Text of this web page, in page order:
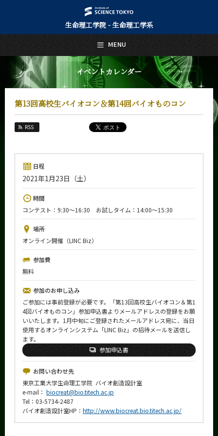
生命理工学院 - 生命理工学系
イベントカレンダー
第13回高校生バイオコン＆第14回バイオものコン
RSS
日程
2021年1月23日（土）
時間
コンテスト：9:30～16:30 お試しタイム：14:00～15:30
場所
オンライン開催（LINC Biz）
参加費
無料
参加のお申し込み
ご参加には事前登録が必要です。「第13回高校生バイオコン＆第1
4回バイオものコン」参加申込書よりメールアドレスの登録をお願
いいたします。1月中旬にご登録されたメールアドレス宛に、当日
使用するオンラインシステム「LINC Biz」の招待メールを送信し
ます。
参加申込書
お問い合わせ先
東京工業大学生命理工学院 バイオ創造設計室
e-mail： biocreat@bio.titech.ac.jp
Tel：03-5734-2487
バイオ創造設計室HP： http://www.biocreat.bio.titech.ac.jp/
MENU
日本語 English
トップページ
Top Page
生命理工学系について
About Us
Education
未来
Future
入学案内
Admissions
生命理工学系 News
News
イベントカレンダー
Event Calendar
今後のイベント
今後の課程別イベント
年別アーカイブ
サイト構成
系詳細情報
CLOSE